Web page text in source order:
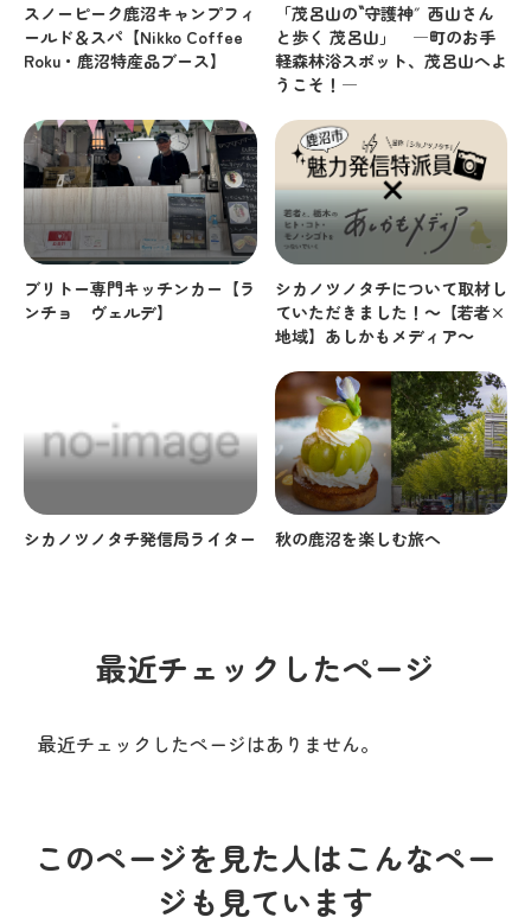
スノーピーク鹿沼キャンプフィ
ールド＆スパ【Nikko Coffee
Roku・鹿沼特産品ブース】
「茂呂山の‶守護神″西山さん
と歩く 茂呂山」 ―町のお手
軽森林浴スポット、茂呂山へよ
うこそ！―
ブリトー専門キッチンカー【ラ
ンチョ ヴェルデ】
シカノツノタチについて取材し
ていただきました！～【若者×
地域】あしかもメディア～
シカノツノタチ発信局ライター 秋の鹿沼を楽しむ旅へ
最近チェックしたページ
最近チェックしたページはありません。
このページを見た人はこんなペー
ジも見ています